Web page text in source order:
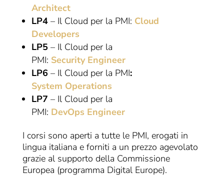
Architect
LP4 – Il Cloud per la PMI: Cloud
Developers
LP5 – Il Cloud per la
PMI: Security Engineer
LP6 – Il Cloud per la PMI:
System Operations
LP7 – Il Cloud per la
PMI: DevOps Engineer
I corsi sono aperti a tutte le PMI, erogati in
lingua italiana e forniti a un prezzo agevolato
grazie al supporto della Commissione
Europea (programma Digital Europe).